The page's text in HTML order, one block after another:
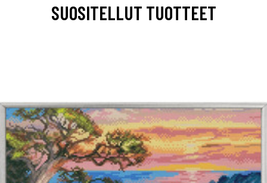
SUOSITELLUT TUOTTEET